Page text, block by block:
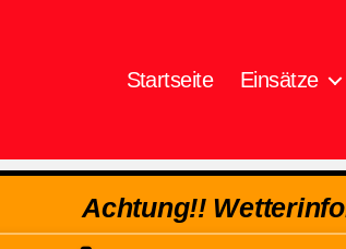
Startseite Einsätze
Achtung!!